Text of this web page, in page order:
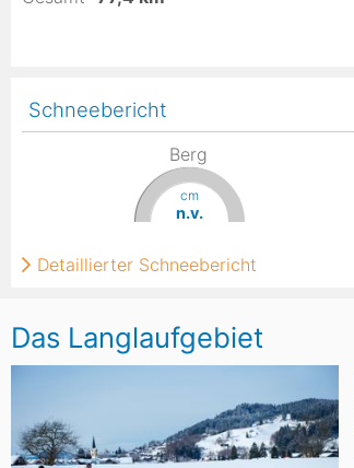
Das Langlaufgebiet
Schneebericht
Berg
cm
n.v.
Detaillierter Schneebericht